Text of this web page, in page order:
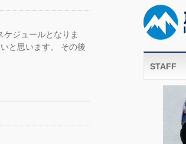
ジュールとなりま
と思います。 その後
STAFF